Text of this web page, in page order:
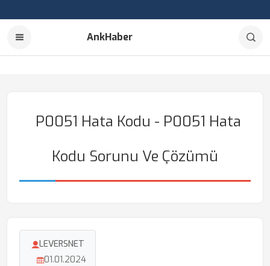
AnkHaber
P0051 Hata Kodu - P0051 Hata
Kodu Sorunu Ve Çözümü
LEVERSNET
01.01.2024